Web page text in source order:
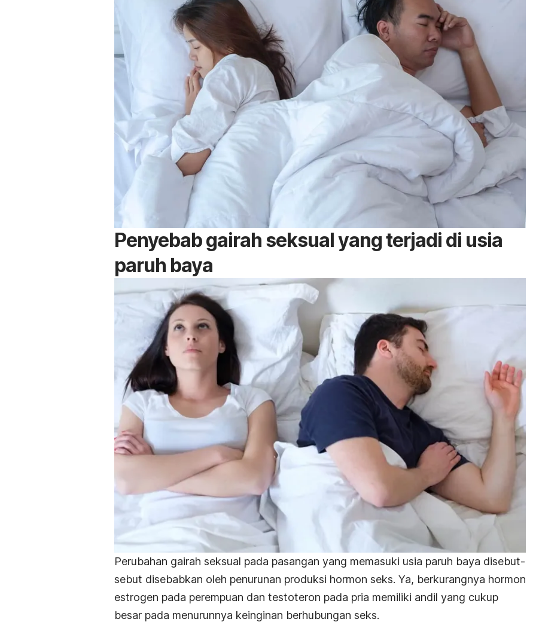
Penyebab gairah seksual yang terjadi di usia
paruh baya
Perubahan gairah seksual pada pasangan yang memasuki usia paruh baya disebut-
sebut disebabkan oleh penurunan produksi hormon seks. Ya, berkurangnya hormon
estrogen pada perempuan dan testoteron pada pria memiliki andil yang cukup
besar pada menurunnya keinginan berhubungan seks.